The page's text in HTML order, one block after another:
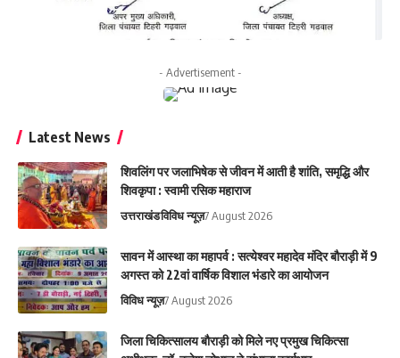
- Advertisement -
Latest News
शिवलिंग पर जलाभिषेक से जीवन में आती है शांति, समृद्धि और
शिवकृपा : स्वामी रसिक महाराज
उत्तराखंडविविध न्यूज़7 August 2026
सावन में आस्था का महापर्व : सत्येश्वर महादेव मंदिर बौराड़ी में 9
अगस्त को 22वां वार्षिक विशाल भंडारे का आयोजन
विविध न्यूज़7 August 2026
जिला चिकित्सालय बौराड़ी को मिले नए प्रमुख चिकित्सा